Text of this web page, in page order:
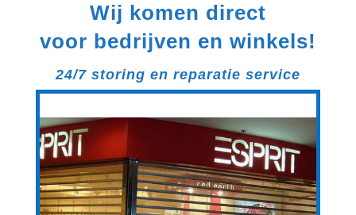
Wij komen direct
voor bedrijven en winkels!
24/7 storing en reparatie service